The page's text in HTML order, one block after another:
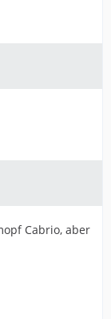
Cabrio, aber